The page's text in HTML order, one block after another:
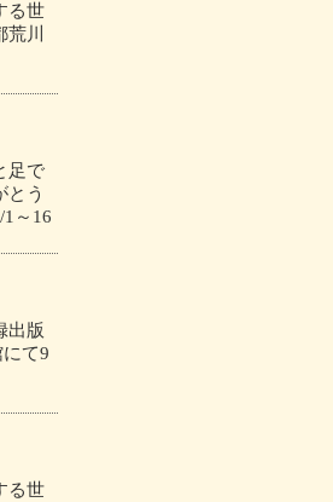
る世
川
足で
とう
～16
出版
て9
る世